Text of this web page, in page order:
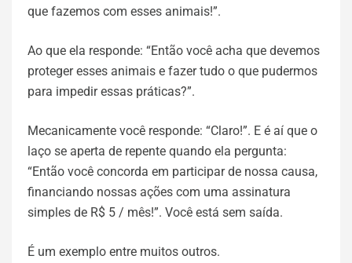
que fazemos com esses animais!”.
Ao que ela responde: “Então você acha que devemos
proteger esses animais e fazer tudo o que pudermos
para impedir essas práticas?”.
Mecanicamente você responde: “Claro!”. E é aí que o
laço se aperta de repente quando ela pergunta:
“Então você concorda em participar de nossa causa,
financiando nossas ações com uma assinatura
simples de R$ 5 / mês!”. Você está sem saída.
É um exemplo entre muitos outros.